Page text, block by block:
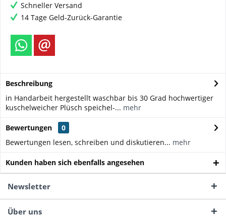
Schneller Versand
14 Tage Geld-Zurück-Garantie
Beschreibung
in Handarbeit hergestellt waschbar bis 30 Grad hochwertiger
kuschelweicher Plüsch speichel-... mehr
Bewertungen
0
Bewertungen lesen, schreiben und diskutieren... mehr
Kunden haben sich ebenfalls angesehen
Newsletter
Über uns